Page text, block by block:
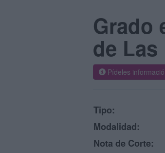
Grado
de Las
Pídeles
Tipo:
Modalidad:
Nota de Corte: